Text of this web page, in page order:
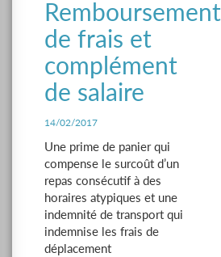
Remboursement
de frais et
complément
de salaire
14/02/2017
Une prime de panier qui
compense le surcoût d’un
repas consécutif à des
horaires atypiques et une
indemnité de transport qui
indemnise les frais de
déplacement